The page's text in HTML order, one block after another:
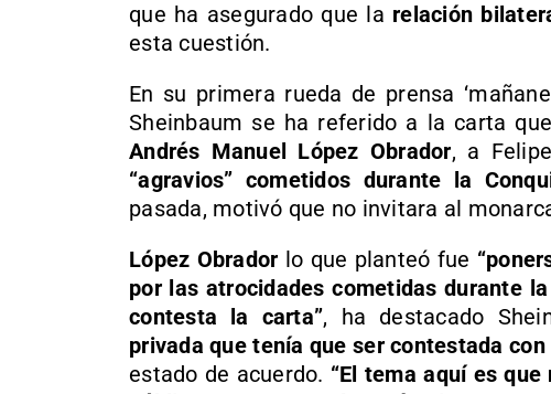
que ha asegurado que la relación
esta cuestión.
En su primera rueda de prensa
Sheinbaum se ha referido a la carta
Andrés Manuel López Obrador, a
“agravios” cometidos durante la
pasada, motivó que no invitara al
López Obrador lo que planteó fue
por las atrocidades cometidas durante
contesta la carta”, ha destacado
privada que tenía que ser contestada
estado de acuerdo. “El tema aquí es